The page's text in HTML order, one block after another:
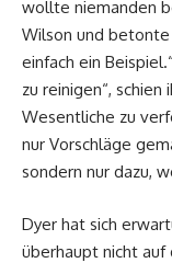
wollte niemanden
Wilson und betonte
einfach ein
zu reinigen“,
Wesentliche zu
nur Vorschläge
sondern nur dazu,
Dyer hat sich
überhaupt nicht auf